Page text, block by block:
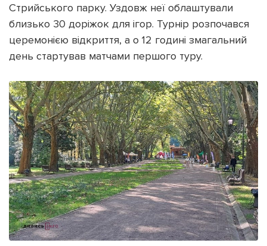
Наші соц мережі
Підтримати dyvys.info
Стрийського парку. Уздовж неї облаштували
близько 30 доріжок для ігор. Турнір розпочався
церемонією відкриття, а о 12 годині змагальний
день стартував матчами першого туру.